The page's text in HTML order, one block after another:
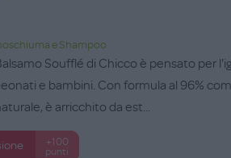
e Shampoo
Soufflé di Chicco è pensato per
e bambini. Con formula al 96%
è arricchito da est...
+100
punti